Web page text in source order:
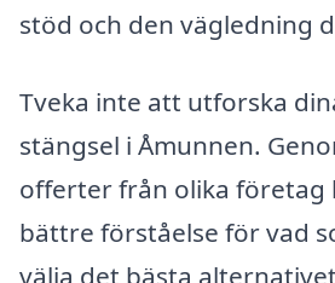
stöd och den vägledning
Tveka inte att utforska
stängsel i Åmunnen.
offerter från olika företag
bättre förståelse för vad
välja det bästa